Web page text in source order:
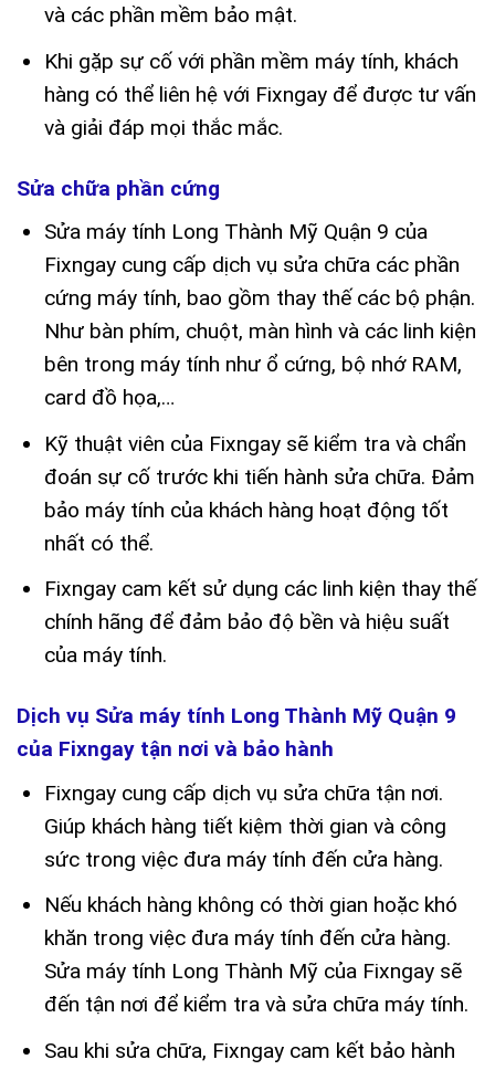
và các phần mềm bảo mật.
Khi gặp sự cố với phần mềm máy tính, khách
hàng có thể liên hệ với Fixngay để được tư vấn
và giải đáp mọi thắc mắc.
Sửa chữa phần cứng
Sửa máy tính Long Thành Mỹ Quận 9 của
Fixngay cung cấp dịch vụ sửa chữa các phần
cứng máy tính, bao gồm thay thế các bộ phận.
Như bàn phím, chuột, màn hình và các linh kiện
bên trong máy tính như ổ cứng, bộ nhớ RAM,
card đồ họa,…
Kỹ thuật viên của Fixngay sẽ kiểm tra và chẩn
đoán sự cố trước khi tiến hành sửa chữa. Đảm
bảo máy tính của khách hàng hoạt động tốt
nhất có thể.
Fixngay cam kết sử dụng các linh kiện thay thế
chính hãng để đảm bảo độ bền và hiệu suất
của máy tính.
Dịch vụ Sửa máy tính Long Thành Mỹ Quận 9
của Fixngay tận nơi và bảo hành
Fixngay cung cấp dịch vụ sửa chữa tận nơi.
Giúp khách hàng tiết kiệm thời gian và công
sức trong việc đưa máy tính đến cửa hàng.
Nếu khách hàng không có thời gian hoặc khó
khăn trong việc đưa máy tính đến cửa hàng.
Sửa máy tính Long Thành Mỹ của Fixngay sẽ
đến tận nơi để kiểm tra và sửa chữa máy tính.
Sau khi sửa chữa, Fixngay cam kết bảo hành